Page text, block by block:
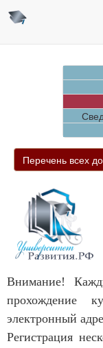
Перечень всех
Внимание!
прохождение
электронный
Регистрация